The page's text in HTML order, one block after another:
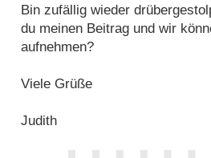
Bin zufällig wieder
du meinen Beitrag und wir
aufnehmen?
Viele Grüße
Judith